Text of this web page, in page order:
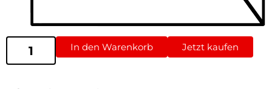
In den Warenkorb Jetzt kaufen